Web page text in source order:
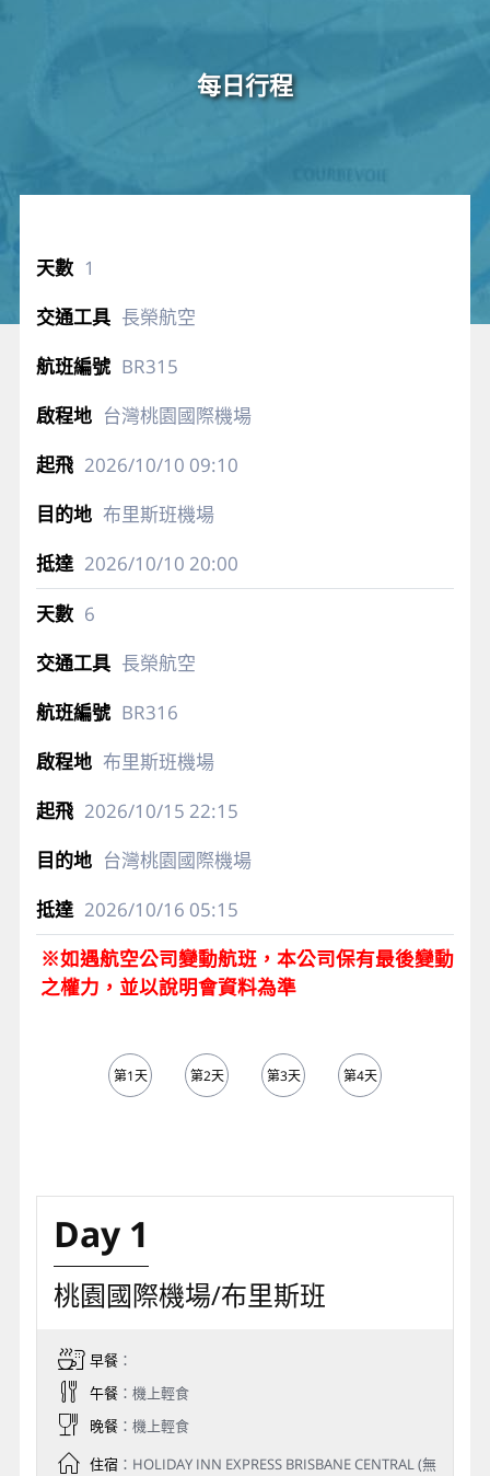
每日行程
1
長榮航空
BR315
台灣桃園國際機場
2026/10/10 09:10
布里斯班機場
2026/10/10 20:00
6
長榮航空
BR316
布里斯班機場
2026/10/15 22:15
台灣桃園國際機場
2026/10/16 05:15
※如遇航空公司變動航班，本公司保有最後變動
之權力，並以說明會資料為準
第1天 第2天 第3天 第4天
Day 1
桃園國際機場/布里斯班
早餐：
午餐：機上輕食
晚餐：機上輕食
住宿：HOLIDAY INN EXPRESS BRISBANE CENTRAL (無